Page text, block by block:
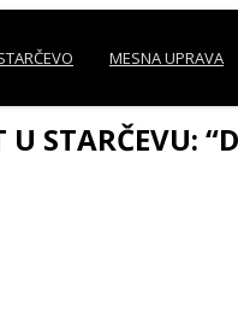
MESNA UPRAVA
U STARČEVU: